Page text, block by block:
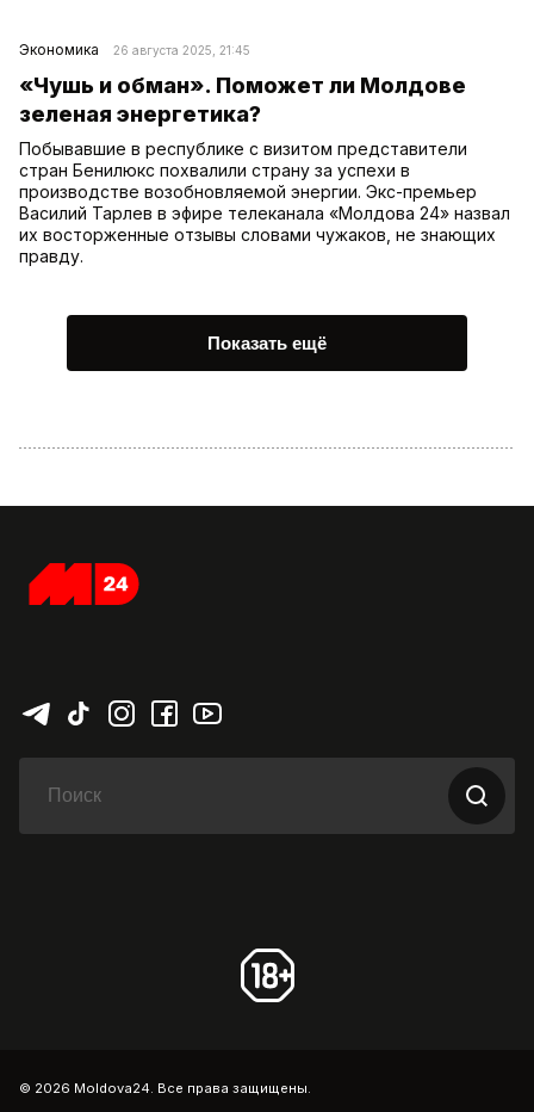
Экономика 26 августа 2025, 21:45
«Чушь и обман». Поможет ли Молдове
зеленая энергетика?
Побывавшие в республике с визитом представители
стран Бенилюкс похвалили страну за успехи в
производстве возобновляемой энергии. Экс-премьер
Василий Тарлев в эфире телеканала «Молдова 24» назвал
их восторженные отзывы словами чужаков, не знающих
правду.
Показать ещё
© 2026 Moldova24. Все права защищены.